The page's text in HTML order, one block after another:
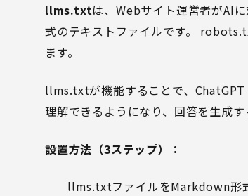
llms.txtは、Webサイト運営者がAI
式のテキストファイルです。
ます。
llms.txtが機能することで、
理解できるようになり、回答を生成
設置方法（3ステップ）：
llms.txtファイルをMarkdown形